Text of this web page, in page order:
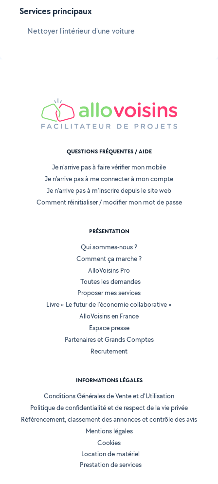
Services principaux
Nettoyer l'intérieur d'une voiture
QUESTIONS FRÉQUENTES / AIDE
Je n'arrive pas à faire vérifier mon mobile
Je n'arrive pas à me connecter à mon compte
Je n'arrive pas à m'inscrire depuis le site web
Comment réinitialiser / modifier mon mot de passe
PRÉSENTATION
Qui sommes-nous ?
Comment ça marche ?
AlloVoisins Pro
Toutes les demandes
Proposer mes services
Livre « Le futur de l'économie collaborative »
AlloVoisins en France
Espace presse
Partenaires et Grands Comptes
Recrutement
INFORMATIONS LÉGALES
Conditions Générales de Vente et d'Utilisation
Politique de confidentialité et de respect de la vie privée
Référencement, classement des annonces et contrôle des avis
Mentions légales
Cookies
Location de matériel
Prestation de services